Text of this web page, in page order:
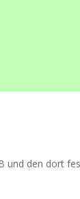
und den dort